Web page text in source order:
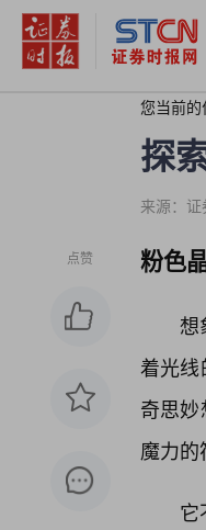
您当前的
探
来源：
点赞 粉色
想
着光
奇思
魔力
它